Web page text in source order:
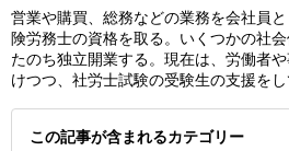
営業や購買、総務などの業務を会社員
険労務士の資格を取る。いくつかの社
たのち独立開業する。現在は、労働者
けつつ、社労士試験の受験生の支援をし
この記事が含まれるカテゴリー